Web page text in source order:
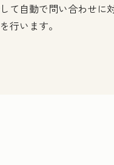
て自動で問い合わせに
行います。